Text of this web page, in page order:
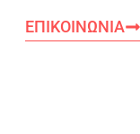
ΕΠΙΚΟΙΝΩΝΊΑ